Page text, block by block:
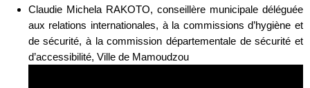
Claudie Michela RAKOTO, conseillère municipale déléguée
aux relations internationales, à la commissions d’hygiène et
de sécurité, à la commission départementale de sécurité et
d’accessibilité, Ville de Mamoudzou